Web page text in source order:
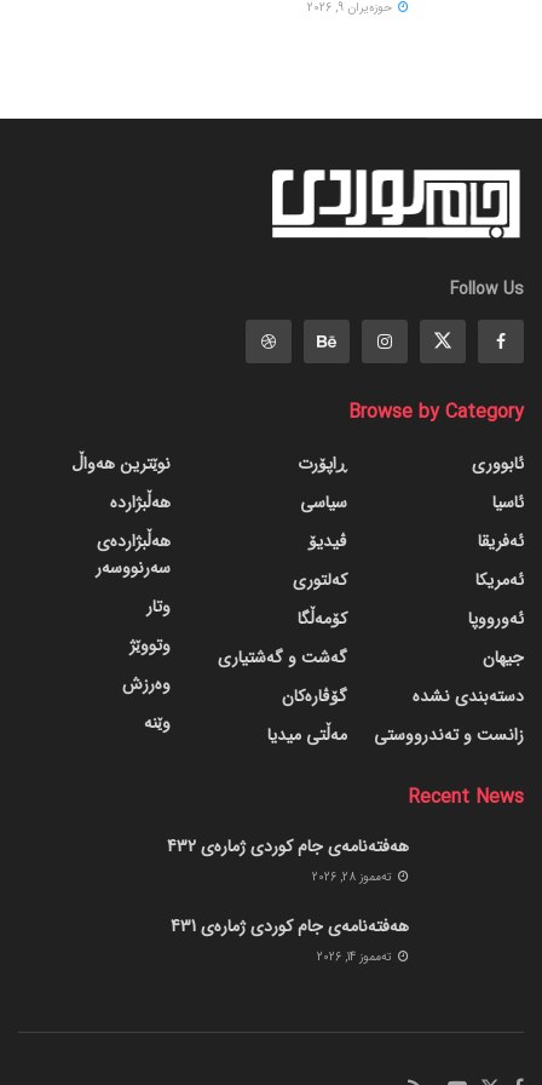
حوزه‌یران 9, 2026
Follow Us
Browse by Category
ئابووری
ئاسیا
ئەفریقا
ئەمریکا
ئەورووپا
جیهان
دسته‌بندی نشده
زانست و تەندرووستی
ڕاپۆرت
سیاسی
ڤیدیۆ
کەلتوری
کۆمەڵگا
گه‌شت و گه‌شتیاری
گۆڤاره‌کان
مەڵتی میدیا
نوێترین هەواڵ
هەڵبژاردە
هەڵبژاردەی
سەرنووسەر
وتار
وتووێژ
وەرزش
وێنە
Recent News
هەفتەنامەی جام کوردی ژمارەی 432
ته‌مموز 28, 2026
هەفتەنامەی جام کوردی ژمارەی 431
ته‌مموز 14, 2026